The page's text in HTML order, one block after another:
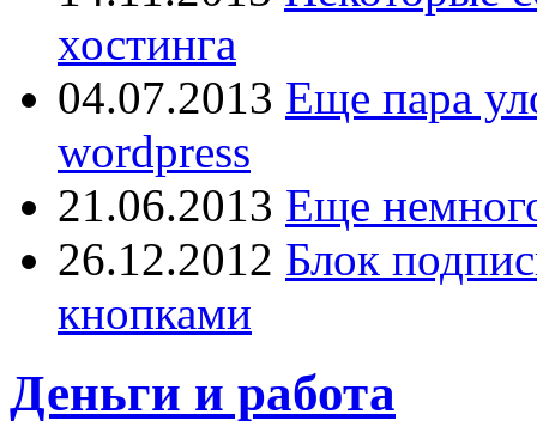
хостинга
04.07.2013 Еще пара
wordpress
21.06.2013 Еще
26.12.2012 Блок
кнопками
Деньги и работа